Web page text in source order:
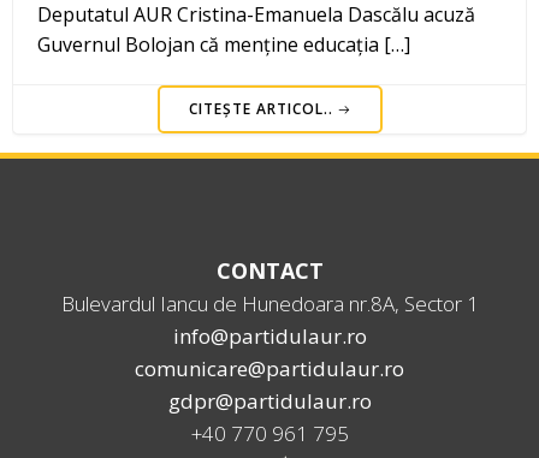
Deputatul AUR Cristina-Emanuela Dascălu acuză
Guvernul Bolojan că menține educația […]
CITEȘTE ARTICOL..
CONTACT
Bulevardul Iancu de Hunedoara nr.8A, Sector 1
info@partidulaur.ro
comunicare@partidulaur.ro
gdpr@partidulaur.ro
+40 770 961 795